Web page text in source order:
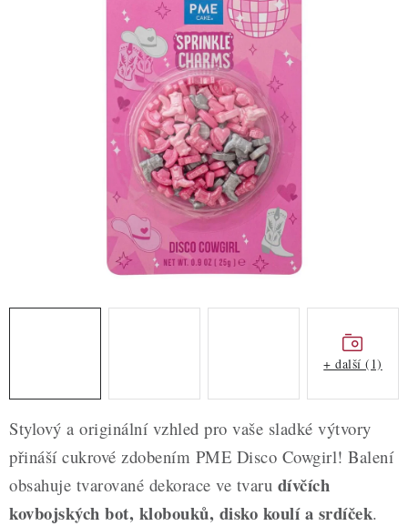
ZDRAVÉ PEČENÍ
DÁRKOVÉ POUKAZY
TÉMATICKÉ PRODUKTY
PROFI BALENÍ
NOVÉ ZBOŽÍ
Nepřevzetí zásilky na dobírku
Obchodní podmínky
Hodnocení obchodu
Blog
Moje objednávka
Podmínky ochrany osobních údajů
Stylový a originální vzhled pro vaše sladké výtvory
přináší cukrové zdobením PME Disco Cowgirl! Balení
obsahuje tvarované dekorace ve tvaru dívčích
kovbojských bot, klobouků, disko koulí a srdíček.
+ další (1)